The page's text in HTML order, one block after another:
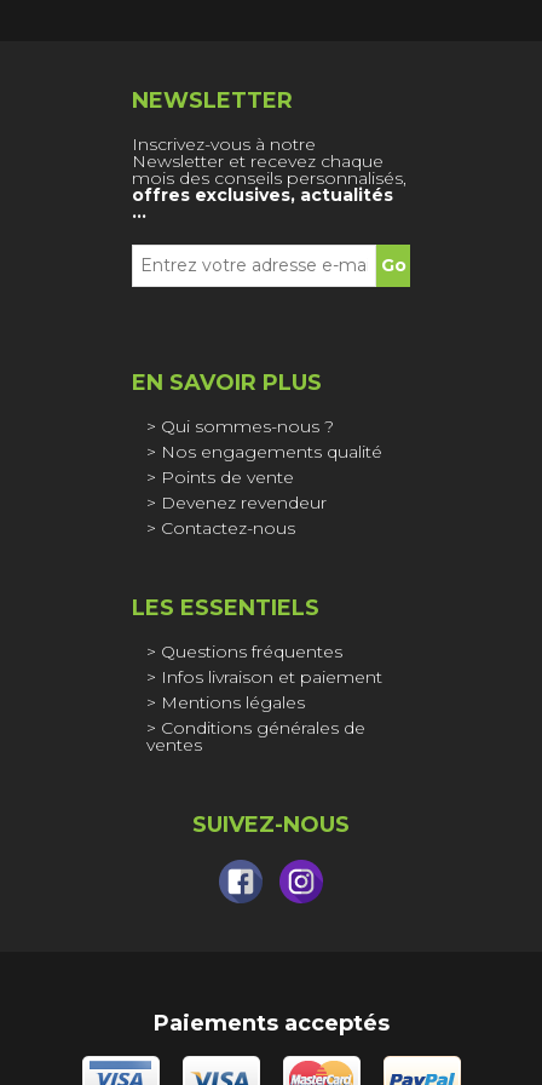
NEWSLETTER
Inscrivez-vous à notre
Newsletter et recevez chaque
mois des conseils personnalisés,
offres exclusives, actualités
…
SUIVEZ-NOUS
EN SAVOIR PLUS
Qui sommes-nous ?
Nos engagements qualité
Points de vente
Devenez revendeur
Contactez-nous
LES ESSENTIELS
Questions fréquentes
Infos livraison et paiement
Mentions légales
Conditions générales de
ventes
Paiements acceptés